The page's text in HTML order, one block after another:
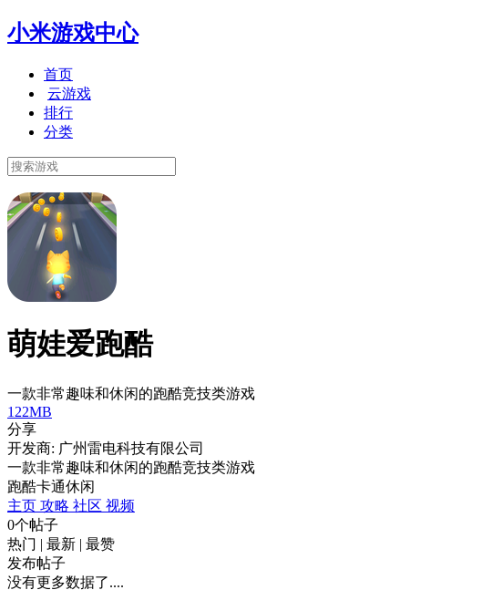
小米游戏中心
首页
云游戏
排行
分类
萌娃爱跑酷
一款非常趣味和休闲的跑酷竞技类游戏
122MB
分享
开发商: 广州雷电科技有限公司
一款非常趣味和休闲的跑酷竞技类游戏
跑酷卡通休闲
主页 攻略 社区 视频
0个帖子
热门 | 最新 | 最赞
发布帖子
没有更多数据了....